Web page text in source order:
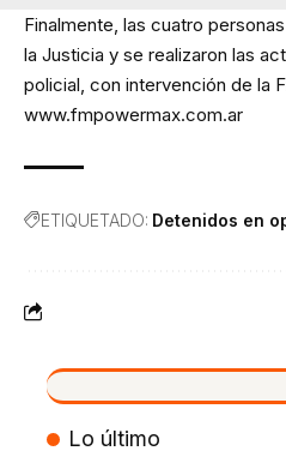
Finalmente, las cuatro
la Justicia y se realizaron las
policial, con intervención de la
www.fmpowermax.com.ar
ETIQUETADO: Detenidos en
VIVO
Lo último